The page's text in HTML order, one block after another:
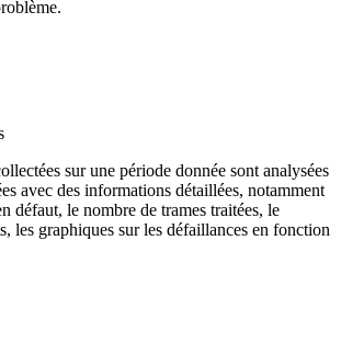
sur une période donnée sont analysées
avec des informations détaillées, notamment
défaut, le nombre de trames traitées, le
les graphiques sur les défaillances en fonction